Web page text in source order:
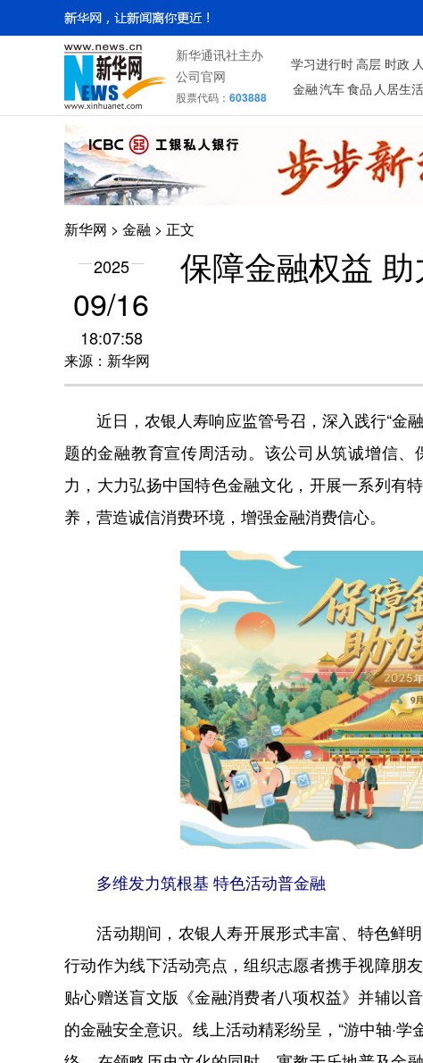
新华通讯社主办
公司官网
股票代码： 603888
学习进行时 高层 时政
金融 汽车 食品 人居生活
新华网 > 金融 > 正文
2025
09/16
18:07:58
来源：新华网
保障金融权益
近日，农银人寿响应监管号召，深入践行“金融
题的金融教育宣传周活动。该公司从筑诚增信
力，大力弘扬中国特色金融文化，开展一系列有
养，营造诚信消费环境，增强金融消费信心。
多维发力筑根基 特色活动普金融
活动期间，农银人寿开展形式丰富、特色鲜明
行动作为线下活动亮点，组织志愿者携手视障朋
贴心赠送盲文版《金融消费者八项权益》并辅以
的金融安全意识。线上活动精彩纷呈，“游中轴·